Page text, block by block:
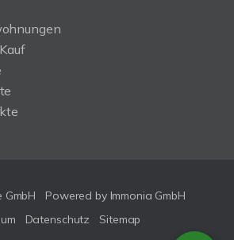
Powered by Immonia GmbH
Datenschutz Sitemap